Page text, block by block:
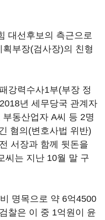
대선후보의 측근으로
부장(검사장)의 친형
강력수사1부(부장 정
년 세무당국 관계자
동산업자 A씨 등 2명
혐의(변호사법 위반)
서장과 함께 뒷돈을
씨는 지난 10월 말 구
명목으로 약 6억4500
찰은 이 중 1억원이 윤